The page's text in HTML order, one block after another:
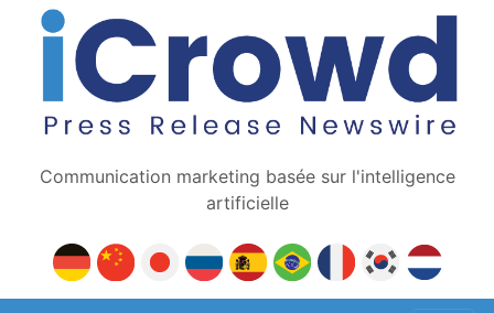
Communication marketing basée sur l'intelligence
artificielle